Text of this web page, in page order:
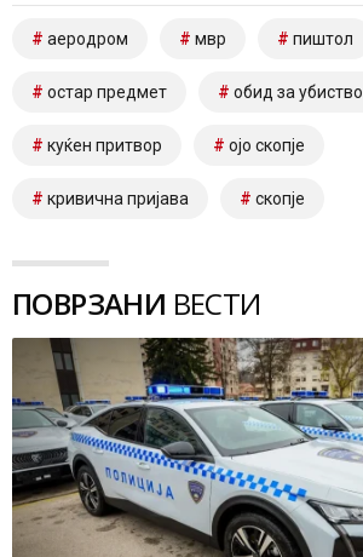
аеродром мвр пиштол
остар предмет обид за убиство
куќен притвор ојо скопје
кривична пријава скопје
ПОВРЗАНИ ВЕСТИ